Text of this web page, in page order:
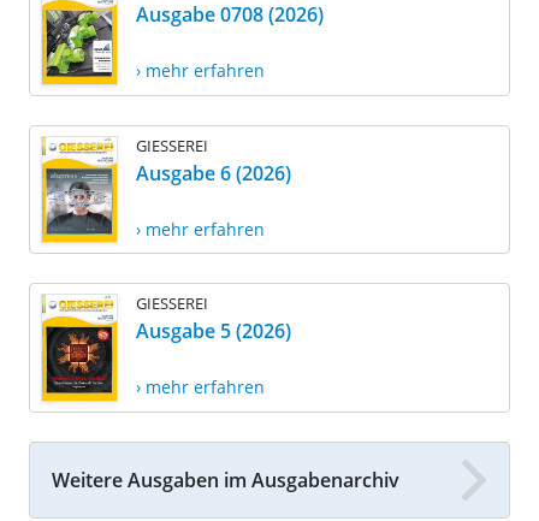
Ausgabe 0708 (2026)
› mehr erfahren
GIESSEREI
Ausgabe 6 (2026)
› mehr erfahren
GIESSEREI
Ausgabe 5 (2026)
› mehr erfahren
Weitere Ausgaben im Ausgabenarchiv